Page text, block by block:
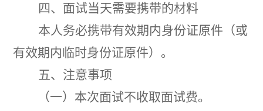
四、 面试当天需要携带的材料
本人务必携带有效期内身份证原件 （或
有效期内临时身份证原件） 。
五、 注意事项
（一） 本次面试不收取面试费。